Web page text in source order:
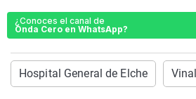
¿Conoces el canal de
Onda Cero en WhatsApp?
Hospital General de Elche